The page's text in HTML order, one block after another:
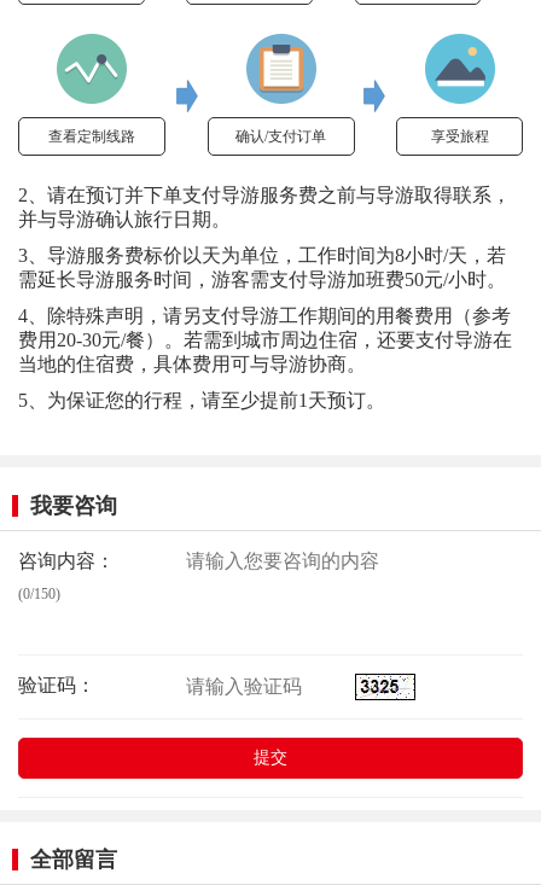
查看定制线路 确认/支付订单 享受旅程
2、请在预订并下单支付导游服务费之前与导游取得联系，
并与导游确认旅行日期。
3、导游服务费标价以天为单位，工作时间为8小时/天，若
需延长导游服务时间，游客需支付导游加班费50元/小时。
4、除特殊声明，请另支付导游工作期间的用餐费用（参考
费用20-30元/餐）。若需到城市周边住宿，还要支付导游在
当地的住宿费，具体费用可与导游协商。
5、为保证您的行程，请至少提前1天预订。
我要咨询
咨询内容：
(0/150)
验证码：
全部留言